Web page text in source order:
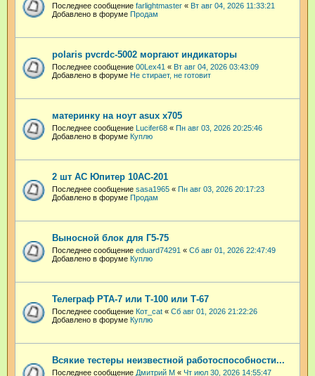
Последнее сообщение farlightmaster « Вт авг 04, 2026 11:33:21
Добавлено в форуме Продам
polaris pvcrdc-5002 моргают индикаторы
Последнее сообщение 00Lex41 « Вт авг 04, 2026 03:43:09
Добавлено в форуме Не стирает, не готовит
материнку на ноут asux x705
Последнее сообщение Lucifer68 « Пн авг 03, 2026 20:25:46
Добавлено в форуме Куплю
2 шт АС Юпитер 10АС-201
Последнее сообщение sasa1965 « Пн авг 03, 2026 20:17:23
Добавлено в форуме Продам
Выносной блок для Г5-75
Последнее сообщение eduard74291 « Сб авг 01, 2026 22:47:49
Добавлено в форуме Куплю
Телеграф РТА-7 или Т-100 или Т-67
Последнее сообщение Кот_cat « Сб авг 01, 2026 21:22:26
Добавлено в форуме Куплю
Всякие тестеры неизвестной работоспособности...
Последнее сообщение Дмитрий М « Чт июл 30, 2026 14:55:47